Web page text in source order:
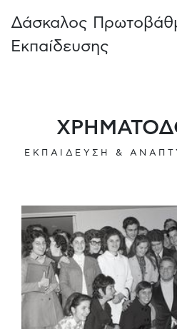
Δάσκαλος
Εκπαίδευσης
ΕΚΠΑΙΔΕΥΣΗ &